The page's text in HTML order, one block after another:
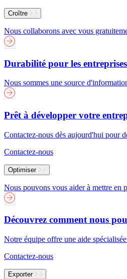
Croître
Nous collaborons avec vous
Durabilité pour les entreprises
Nous sommes une source
Prêt à développer votre
Contactez-nous dès aujourd'hui pour
Contactez-nous
Optimiser
Nous pouvons vous aider à mettre en
Découvrez comment nous
Notre équipe offre une aide
Contactez-nous
Exporter